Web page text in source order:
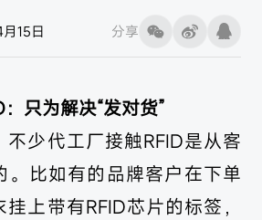
15日 分享
只为解决“发对货”
少代工厂接触RFID是从客
。比如有的品牌客户在下单
上带有RFID芯片的标签，